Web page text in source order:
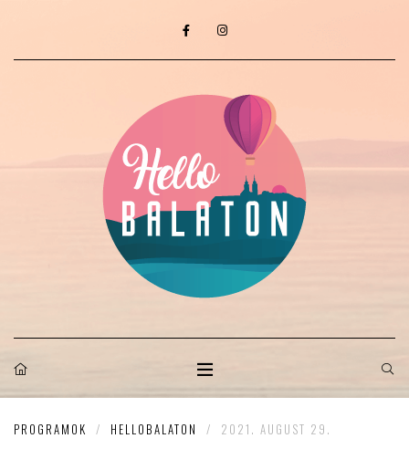
PROGRAMOK / HELLOBALATON / 2021. AUGUST 29.